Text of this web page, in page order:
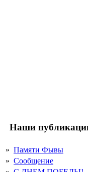
Наши
» Памяти Фывы
» Сообщение